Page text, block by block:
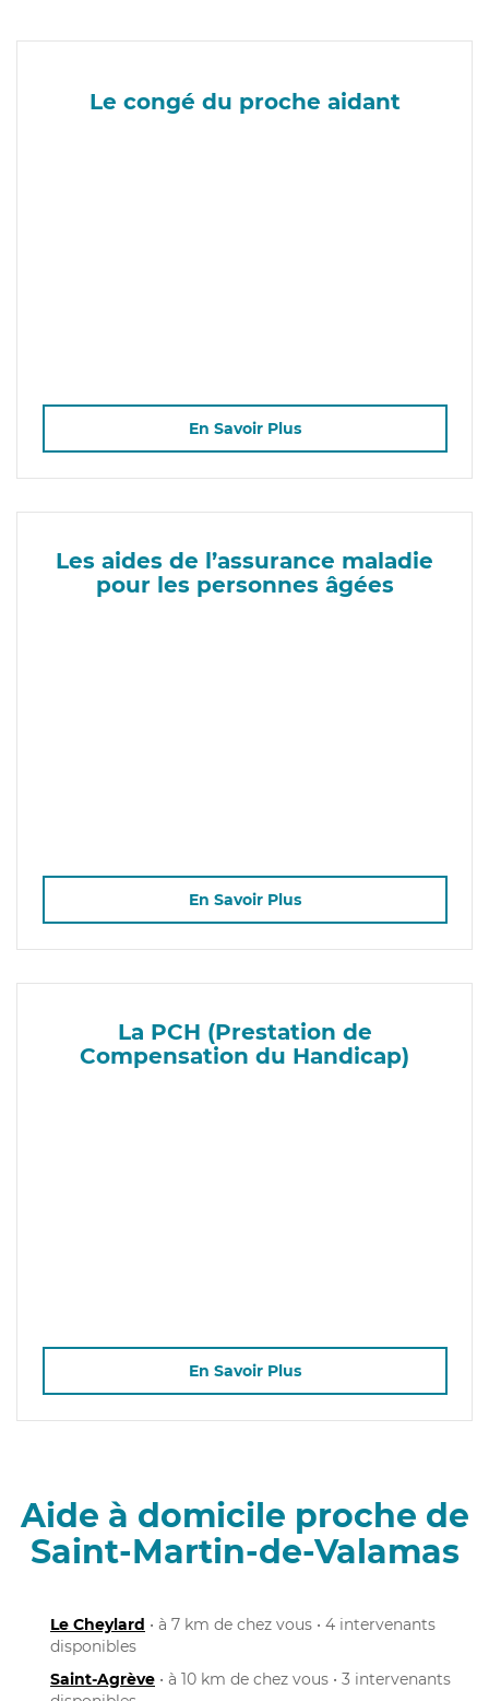
Le congé du proche aidant
En Savoir Plus
Les aides de l’assurance maladie
pour les personnes âgées
En Savoir Plus
La PCH (Prestation de
Compensation du Handicap)
En Savoir Plus
Aide à domicile proche de
Saint-Martin-de-Valamas
Le Cheylard • à 7 km de chez vous • 4 intervenants
disponibles
Saint-Agrève • à 10 km de chez vous • 3 intervenants